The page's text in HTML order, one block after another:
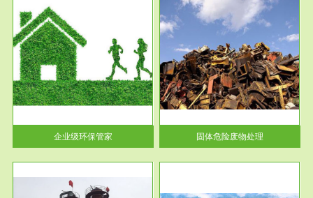
企业级环保管家
服务范围
固体危险废物处理
固体废物解释：固体废物是指人
们在生产建设、日常生活和其他
活动中...
固体危险废物处理